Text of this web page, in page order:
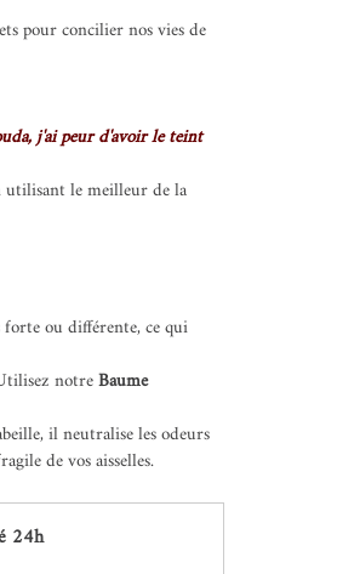
pour concilier nos vies de
j'ai peur d'avoir le teint
utilisant le meilleur de la
forte ou différente, ce qui
notre Baume
il neutralise les odeurs
de vos aisselles.
24h